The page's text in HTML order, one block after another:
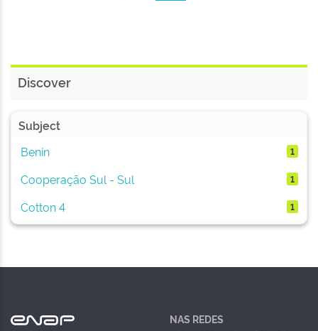
Discover
Subject
Benin
1
Cooperação Sul - Sul 1
Cotton 4 1
NAS REDES